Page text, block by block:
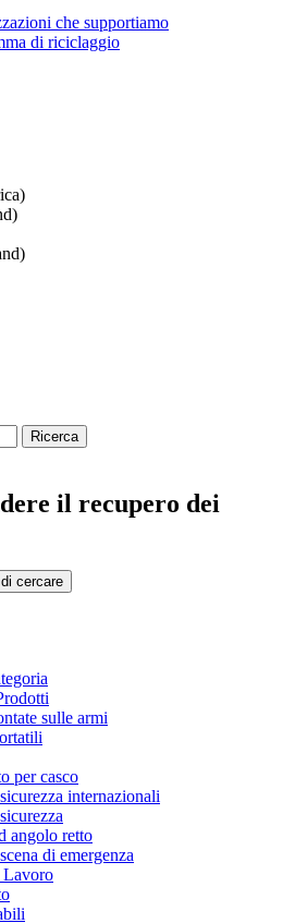
che supportiamo
di riciclaggio
il recupero dei
cercare
sulle armi
per casco
internazionali
angolo retto
di emergenza